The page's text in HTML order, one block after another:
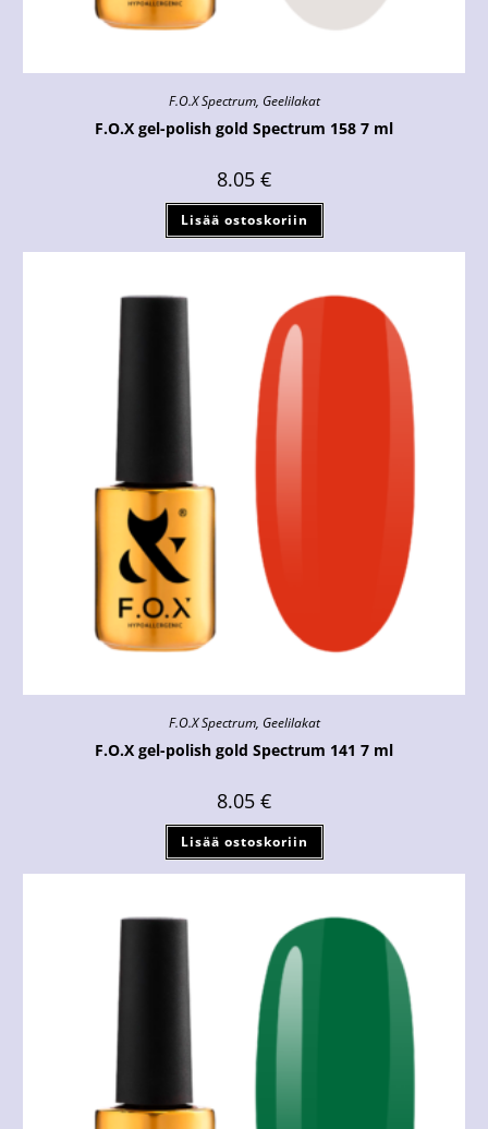
F.O.X Spectrum, Geelilakat
F.O.X gel-polish gold Spectrum 158 7 ml
8.05 €
Lisää ostoskoriin
F.O.X Spectrum, Geelilakat
F.O.X gel-polish gold Spectrum 141 7 ml
8.05 €
Lisää ostoskoriin